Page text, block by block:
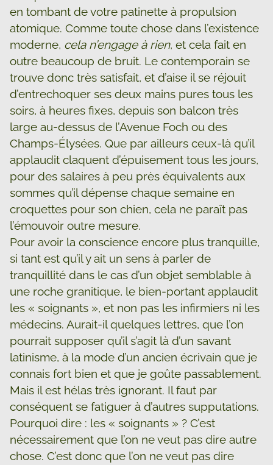
en tombant de votre patinette à propulsion
atomique. Comme toute chose dans l’existence
moderne, cela n’engage à rien, et cela fait en
outre beaucoup de bruit. Le contemporain se
trouve donc très satisfait, et d’aise il se réjouit
d’entrechoquer ses deux mains pures tous les
soirs, à heures fixes, depuis son balcon très
large au-dessus de l’Avenue Foch ou des
Champs-Élysées. Que par ailleurs ceux-là qu’il
applaudit claquent d’épuisement tous les jours,
pour des salaires à peu près équivalents aux
sommes qu’il dépense chaque semaine en
croquettes pour son chien, cela ne paraît pas
l’émouvoir outre mesure.
Pour avoir la conscience encore plus tranquille,
si tant est qu’il y ait un sens à parler de
tranquillité dans le cas d’un objet semblable à
une roche granitique, le bien-portant applaudit
les « soignants », et non pas les infirmiers ni les
médecins. Aurait-il quelques lettres, que l’on
pourrait supposer qu’il s’agit là d’un savant
latinisme, à la mode d’un ancien écrivain que je
connais fort bien et que je goûte passablement.
Mais il est hélas très ignorant. Il faut par
conséquent se fatiguer à d’autres supputations.
Pourquoi dire : les « soignants » ? C’est
nécessairement que l’on ne veut pas dire autre
chose. C’est donc que l’on ne veut pas dire